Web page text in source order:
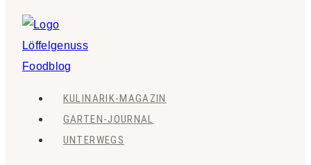
KULINARIK-MAGAZIN
GARTEN-JOURNAL
UNTERWEGS